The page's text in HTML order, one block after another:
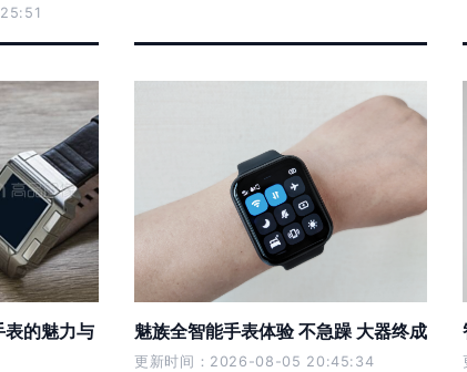
的魅力与
魅族全智能手表体验 不急躁 大器终成
更新时间：2026-08-05 20:45:34